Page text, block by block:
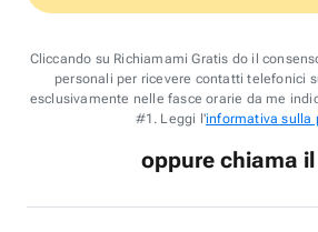
Cliccando su Richiamami Gratis do il
personali per ricevere contatti telefonici
esclusivamente nelle fasce orarie da me
#1. Leggi l'informativa sulla
oppure chiama il